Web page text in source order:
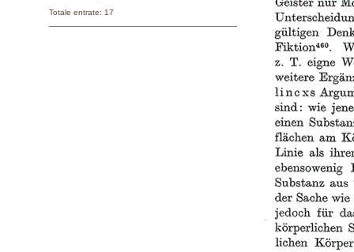
Totale entrate: 17